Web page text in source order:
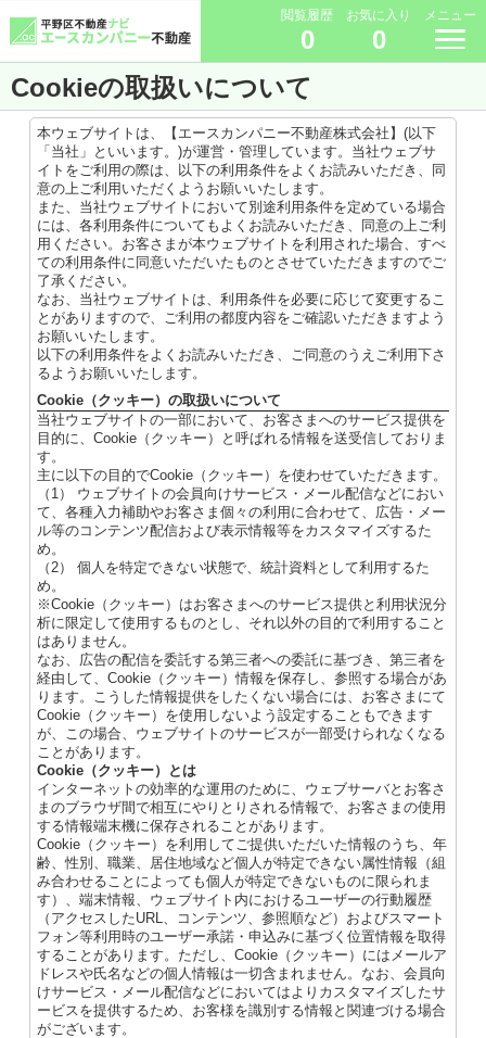
閲覧履歴
0
お気に入り
0
メニュー
Cookieの取扱いについて
本ウェブサイトは、【エースカンパニー不動産株式会社】(以下
「当社」といいます。)が運営・管理しています。当社ウェブサ
イトをご利用の際は、以下の利用条件をよくお読みいただき、同
意の上ご利用いただくようお願いいたします。
また、当社ウェブサイトにおいて別途利用条件を定めている場合
には、各利用条件についてもよくお読みいただき、同意の上ご利
用ください。お客さまが本ウェブサイトを利用された場合、すべ
ての利用条件に同意いただいたものとさせていただきますのでご
了承ください。
なお、当社ウェブサイトは、利用条件を必要に応じて変更するこ
とがありますので、ご利用の都度内容をご確認いただきますよう
お願いいたします。
以下の利用条件をよくお読みいただき、ご同意のうえご利用下さ
るようお願いいたします。
Cookie（クッキー）の取扱いについて
当社ウェブサイトの一部において、お客さまへのサービス提供を
目的に、Cookie（クッキー）と呼ばれる情報を送受信しておりま
す。
主に以下の目的でCookie（クッキー）を使わせていただきます。
（1） ウェブサイトの会員向けサービス・メール配信などにおい
て、各種入力補助やお客さま個々の利用に合わせて、広告・メー
ル等のコンテンツ配信および表示情報等をカスタマイズするた
め。
（2） 個人を特定できない状態で、統計資料として利用するた
め。
※Cookie（クッキー）はお客さまへのサービス提供と利用状況分
析に限定して使用するものとし、それ以外の目的で利用すること
はありません。
なお、広告の配信を委託する第三者への委託に基づき、第三者を
経由して、Cookie（クッキー）情報を保存し、参照する場合があ
ります。こうした情報提供をしたくない場合には、お客さまにて
Cookie（クッキー）を使用しないよう設定することもできます
が、この場合、ウェブサイトのサービスが一部受けられなくなる
ことがあります。
Cookie（クッキー）とは
インターネットの効率的な運用のために、ウェブサーバとお客さ
まのブラウザ間で相互にやりとりされる情報で、お客さまの使用
する情報端末機に保存されることがあります。
Cookie（クッキー）を利用してご提供いただいた情報のうち、年
齢、性別、職業、居住地域など個人が特定できない属性情報（組
み合わせることによっても個人が特定できないものに限られま
す）、端末情報、ウェブサイト内におけるユーザーの行動履歴
（アクセスしたURL、コンテンツ、参照順など）およびスマート
フォン等利用時のユーザー承諾・申込みに基づく位置情報を取得
することがあります。ただし、Cookie（クッキー）にはメールア
ドレスや氏名などの個人情報は一切含まれません。なお、会員向
けサービス・メール配信などにおいてはよりカスタマイズしたサ
ービスを提供するため、お客様を識別する情報と関連づける場合
がございます。